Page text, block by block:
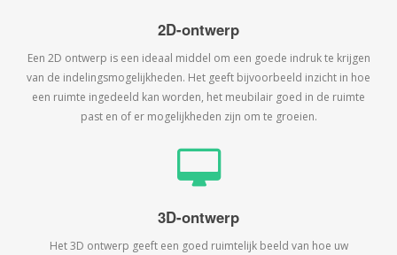
2D-ontwerp
Een 2D ontwerp is een ideaal middel om een goede indruk te krijgen
van de indelingsmogelijkheden. Het geeft bijvoorbeeld inzicht in hoe
een ruimte ingedeeld kan worden, het meubilair goed in de ruimte
past en of er mogelijkheden zijn om te groeien.
3D-ontwerp
Het 3D ontwerp geeft een goed ruimtelijk beeld van hoe uw